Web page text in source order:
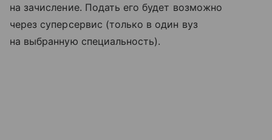
на зачисление. Подать его будет возможно
через суперсервис (только в один вуз
на выбранную специальность).